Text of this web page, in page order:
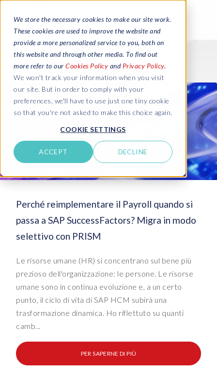
We store the necessary cookies to make our site work.
These cookies are used to improve the website and
provide a more personalized service to you, both on
this website and through other media. To find out
more refer to our Cookies Policy and Privacy Policy.
We won't track your information when you visit
our site. But in order to comply with your
preferences, we'll have to use just one tiny cookie
so that you're not asked to make this choice again.
COOKIE SETTINGS
ACCEPT DECLINE
Perché reimplementare il Payroll quando si
passa a SAP SuccessFactors? Migra in modo
selettivo con PRISM
Le risorse umane (HR) si concentrano sul bene più
prezioso dell'organizzazione: le persone. Le risorse
umane sono in continua evoluzione e, a un certo
punto, il ciclo di vita di SAP HCM subirà una
trasformazione dinamica. Ho riflettuto su quanti
camb...
PER SAPERNE DI PIÙ